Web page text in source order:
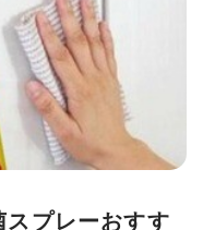
プレーおすす